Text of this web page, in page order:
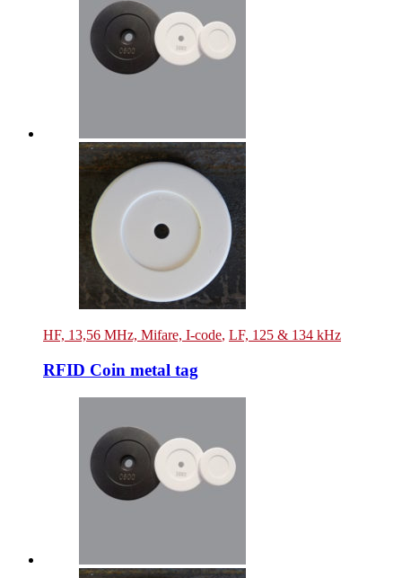
HF, 13,56 MHz, Mifare, I-code, LF, 125 & 134 kHz
RFID Coin metal tag